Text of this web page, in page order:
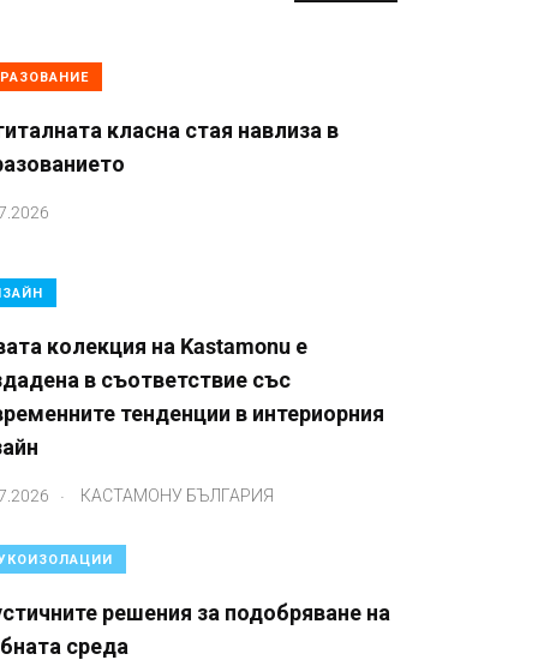
класна стая навлиза в
колекция на Kastamonu е
в съответствие със
тенденции в интериорния
КАСТАМОНУ БЪЛГАРИЯ
решения за подобряване на
среда